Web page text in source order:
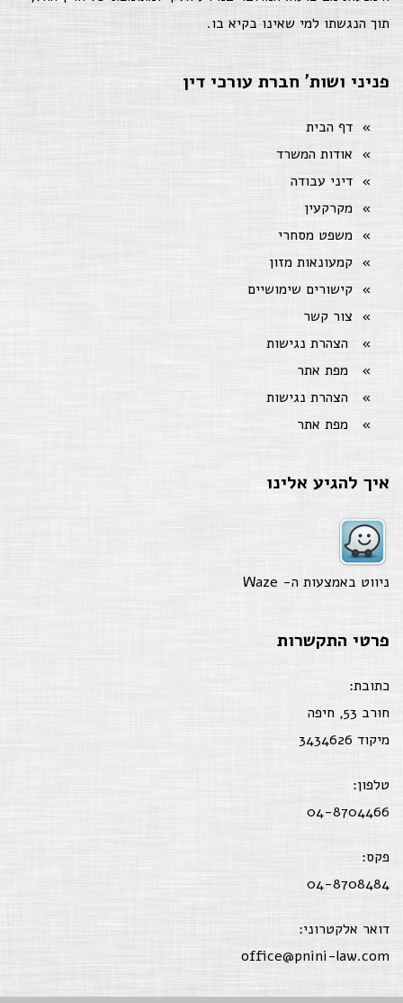
תוך הנגשתו למי שאינו בקיא בו.
פניני ושות' חברת עורכי דין
דף הבית
אודות המשרד
דיני עבודה
מקרקעין
משפט מסחרי
קמעונאות מזון
קישורים שימושיים
צור קשר
הצהרת נגישות
מפת אתר
הצהרת נגישות
מפת אתר
איך להגיע אלינו
ניווט באמצעות ה- Waze
פרטי התקשרות
כתובת:
חורב 53, חיפה
מיקוד 3434626
טלפון:
04-8704466
פקס:
04-8708484
דואר אלקטרוני:
office@pnini-law.com